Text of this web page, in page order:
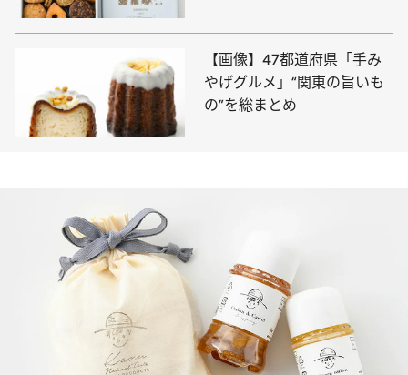
【画像】47都道府県「手み
やげグルメ」“関東の旨いも
の”を総まとめ